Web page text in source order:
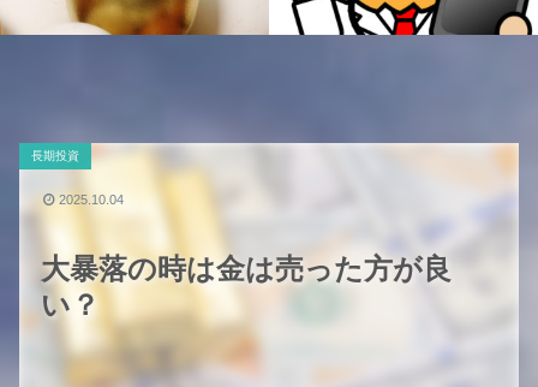
大暴落の時は金は売った方が良
い？
長期投資
2025.10.04